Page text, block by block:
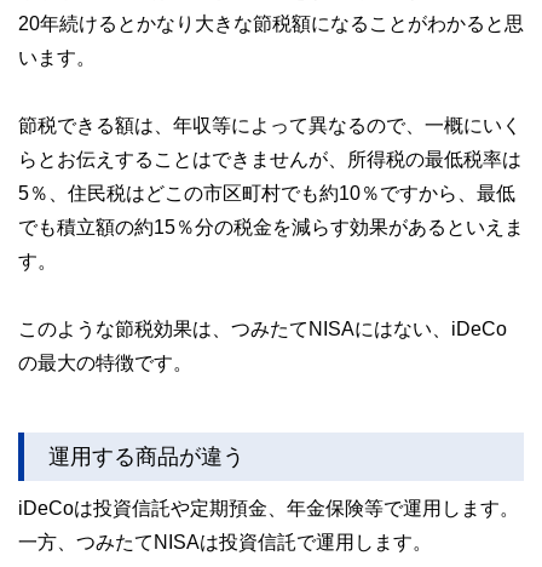
20年続けるとかなり大きな節税額になることがわかると思
います。
節税できる額は、年収等によって異なるので、一概にいく
らとお伝えすることはできませんが、所得税の最低税率は
5％、住民税はどこの市区町村でも約10％ですから、最低
でも積立額の約15％分の税金を減らす効果があるといえま
す。
このような節税効果は、つみたてNISAにはない、iDeCo
の最大の特徴です。
運用する商品が違う
iDeCoは投資信託や定期預金、年金保険等で運用します。
一方、つみたてNISAは投資信託で運用します。